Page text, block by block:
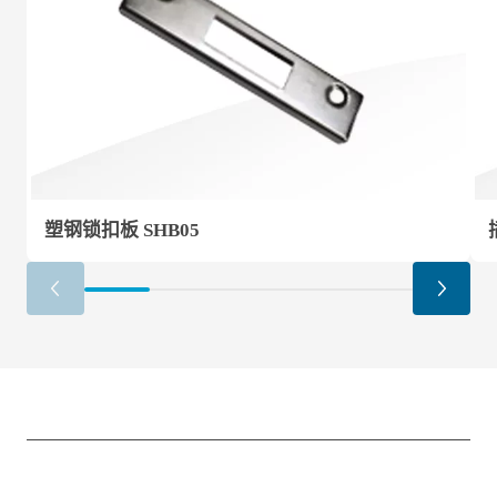
塑钢锁扣板 SHB05